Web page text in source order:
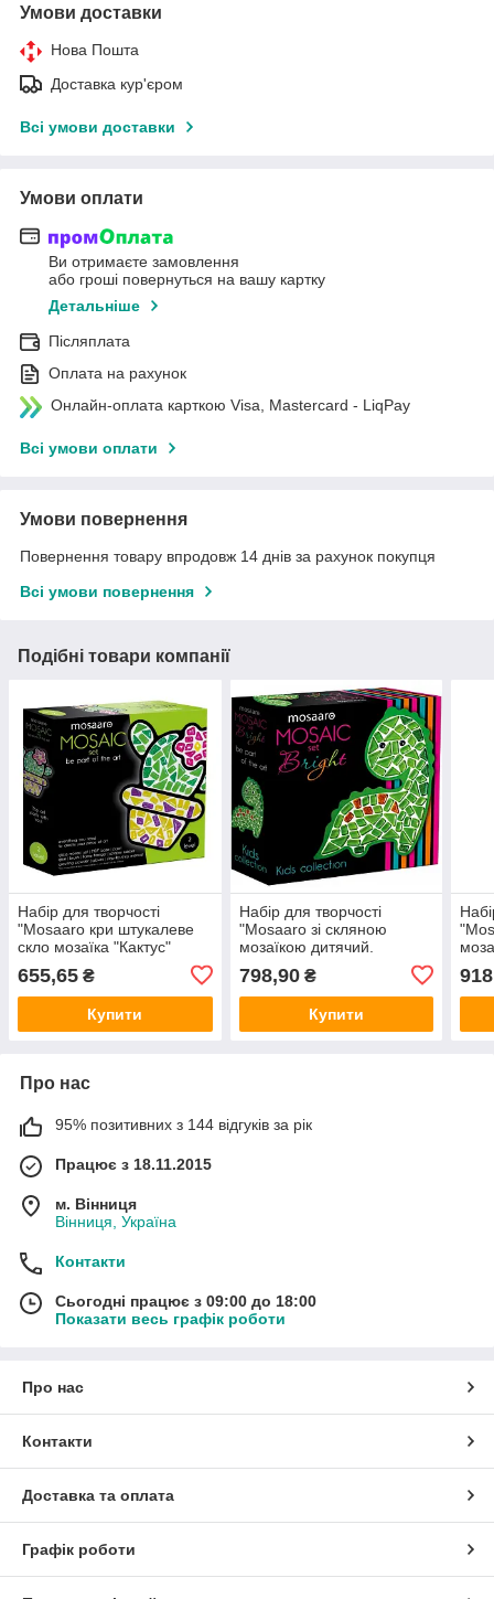
Умови доставки
Нова Пошта
Доставка кур'єром
Всі умови доставки
Умови оплати
Ви отримаєте замовлення
або гроші повернуться на вашу картку
Детальніше
Післяплата
Оплата на рахунок
Онлайн-оплата карткою Visa, Mastercard - LiqPay
Всі умови оплати
Умови повернення
Повернення товару впродовж 14 днів за рахунок покупця
Всі умови повернення
Подібні товари компанії
Набір для творчості
"Mosaaro кри штукалеве
скло мозаїка "Кактус"
655,65 ₴
Купити
Набір для творчості
"Mosaaro зі скляною
мозаїкою дитячий.
Динозавр" MA7003 (368-3)
798,90₴
Купити
10)
Про нас
95% позитивних з 144 відгуків за рік
Працює з 18.11.2015
м. Вінниця
Вінниця, Україна
Контакти
Сьогодні працює з 09:00 до 18:00
Показати весь графік роботи
Про нас
Контакти
Доставка та оплата
Графік роботи